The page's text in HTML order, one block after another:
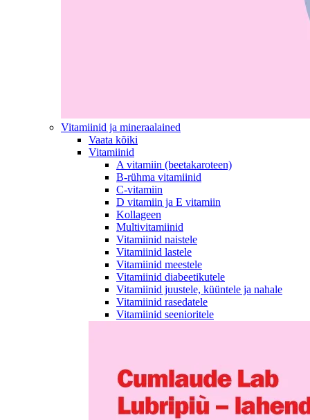
Vitamiinid ja mineraalained
Vaata kõiki
Vitamiinid
A vitamiin (beetakaroteen)
B-rühma vitamiinid
C-vitamiin
D vitamiin ja E vitamiin
Kollageen
Multivitamiinid
Vitamiinid naistele
Vitamiinid lastele
Vitamiinid meestele
Vitamiinid diabeetikutele
Vitamiinid juustele, küüntele ja nahale
Vitamiinid rasedatele
Vitamiinid seenioritele